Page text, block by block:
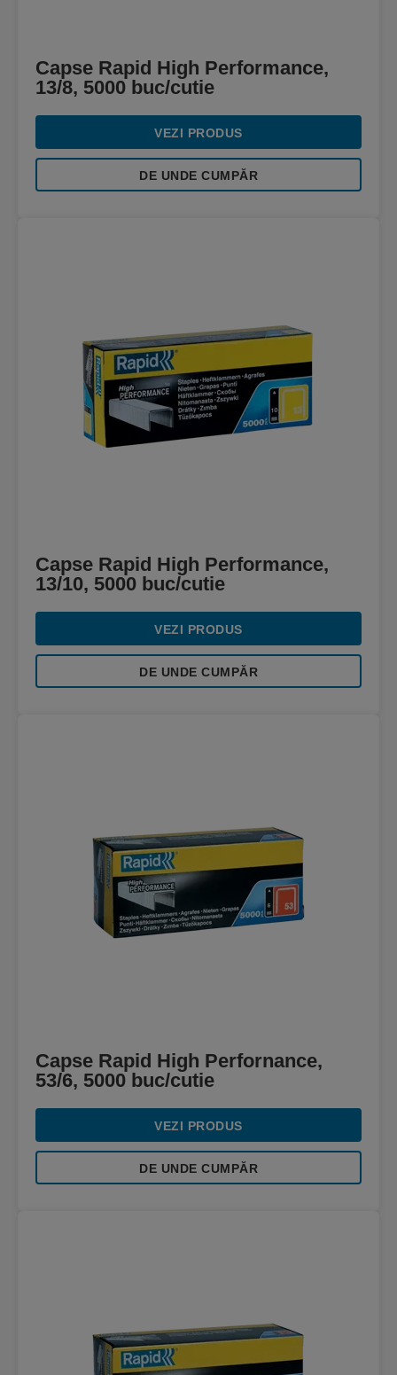
Capse Rapid High Performance,
13/8, 5000 buc/cutie
VEZI PRODUS
DE UNDE CUMPĂR
Capse Rapid High Performance,
13/10, 5000 buc/cutie
VEZI PRODUS
DE UNDE CUMPĂR
Capse Rapid High Perfornance,
53/6, 5000 buc/cutie
VEZI PRODUS
DE UNDE CUMPĂR